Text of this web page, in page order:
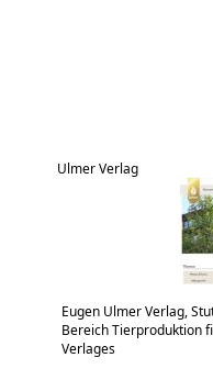
Ulmer Verlag
Eugen Ulmer Verlag,
Bereich Tierproduktion
Verlages